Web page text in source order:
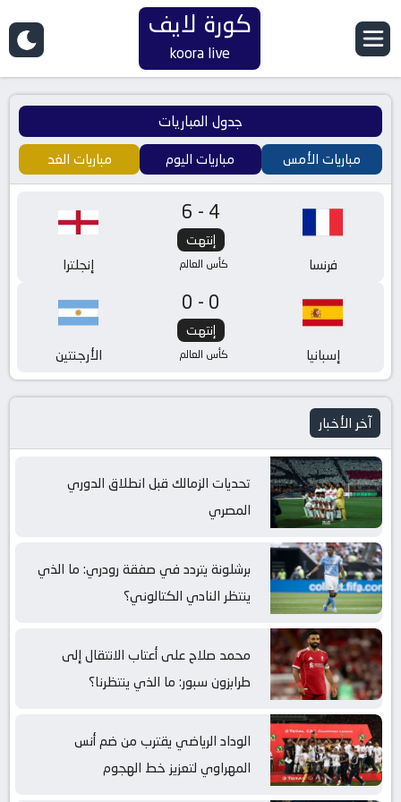
كورة لايف
koora live
جدول المباريات
مباريات الأمس مباريات اليوم مباريات الغد
فرنسا
6-4
إنتهت
كأس العالم إنجلترا
إسبانيا
0-0
إنتهت
كأس العالم الأرجنتين
آخر الأخبار
تحديات الزمالك قبل انطلاق الدوري
المصري
برشلونة يتردد في صفقة رودري: ما الذي
ينتظر النادي الكتالوني؟
محمد صلاح على أعتاب الانتقال إلى
طرابزون سبور: ما الذي ينتظرنا؟
الوداد الرياضي يقترب من ضم أنس
المهراوي لتعزيز خط الهجوم